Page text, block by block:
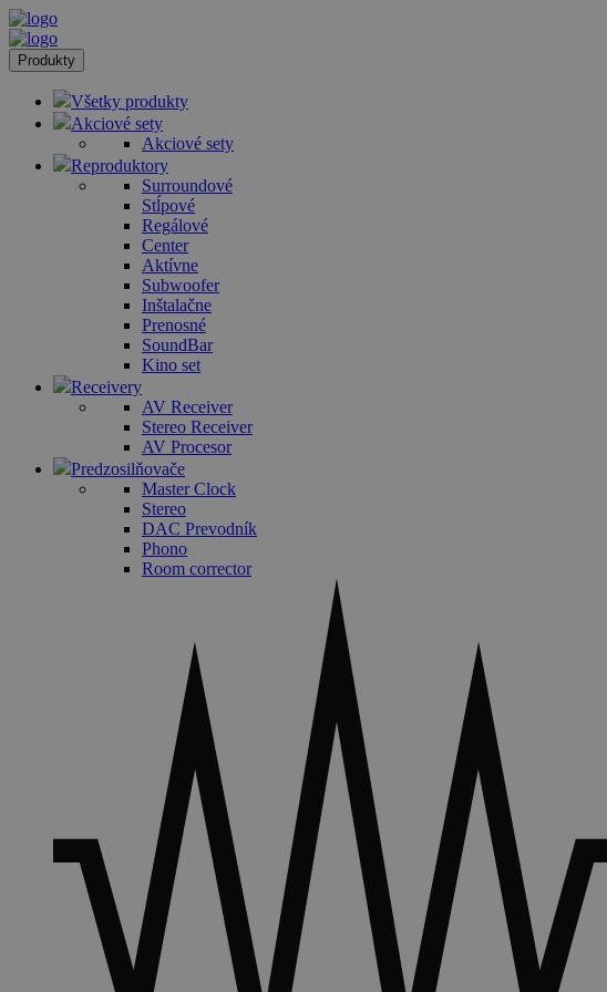
Produkty
Všetky produkty
Akciové sety
Akciové sety
Reproduktory
Surroundové
Stĺpové
Regálové
Center
Aktívne
Subwoofer
Inštalačne
Prenosné
SoundBar
Kino set
Receivery
AV Receiver
Stereo Receiver
AV Procesor
Predzosilňovače
Master Clock
Stereo
DAC Prevodník
Phono
Room corrector